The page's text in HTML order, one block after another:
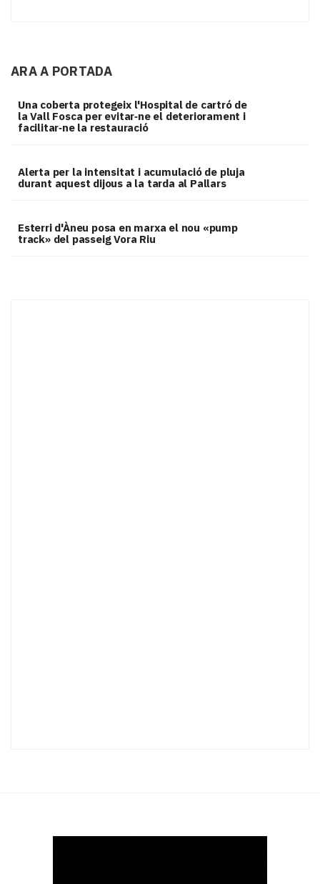
ARA A PORTADA
Una coberta protegeix l'Hospital de cartró de
la Vall Fosca per evitar‑ne el deteriorament i
facilitar‑ne la restauració
Alerta per la intensitat i acumulació de pluja
durant aquest dijous a la tarda al Pallars
Esterri d'Àneu posa en marxa el nou «pump
track» del passeig Vora Riu